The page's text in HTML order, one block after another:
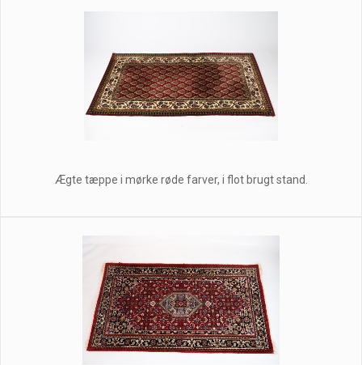
Ægte tæppe i mørke røde farver, i flot brugt stand.